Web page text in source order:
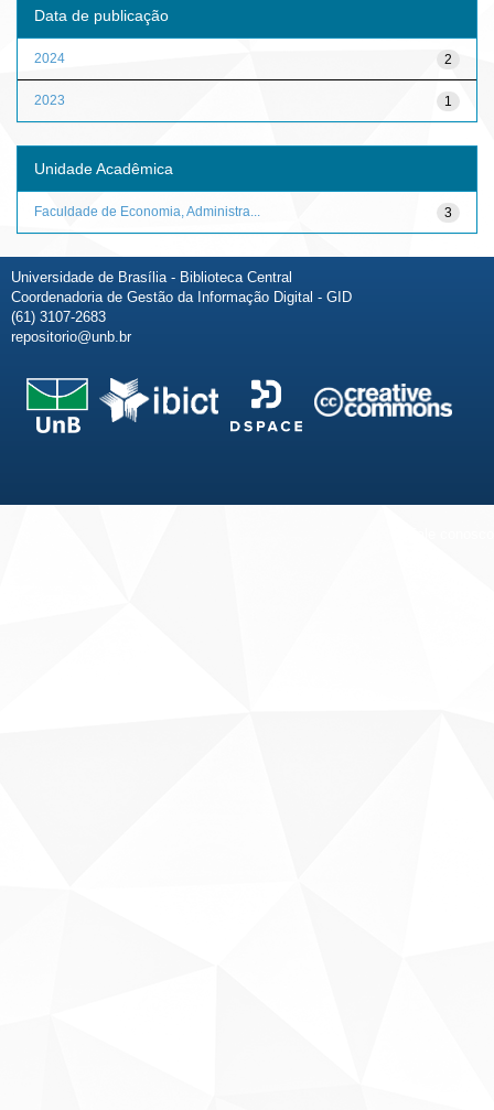
Data de publicação
2
2024
1
2023
Unidade Acadêmica
3
Faculdade de Economia, Administra...
Universidade de Brasília - Biblioteca Central
Coordenadoria de Gestão da Informação Digital - GID
(61) 3107-2683
repositorio@unb.br